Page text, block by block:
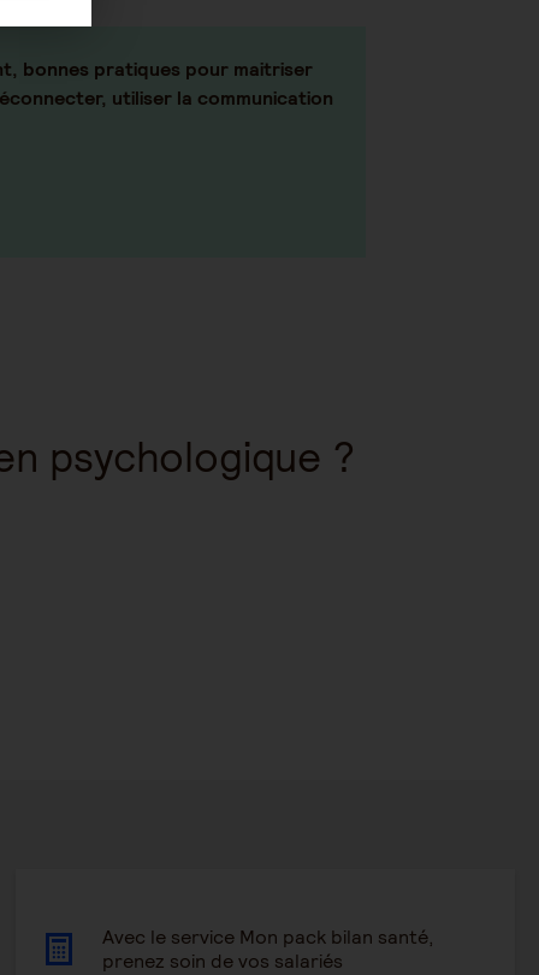
bonnes pratiques pour maitriser
utiliser la communication
psychologique ?
Avec le service Mon pack bilan santé,
prenez soin de vos salariés